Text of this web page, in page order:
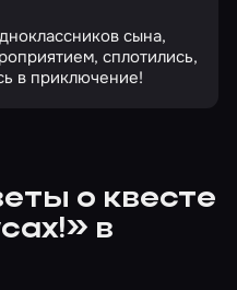
сына,
сплотились,
в приключение!
о квесте
в